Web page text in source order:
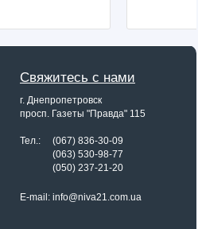
Свяжитесь с нами
г. Днепропетровск
просп. Газеты "Правда" 115
Тел.: (067) 836-30-09
(063) 530-98-77
(050) 237-21-20
E-mail: info@niva21.com.ua